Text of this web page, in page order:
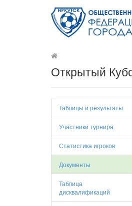
Открытый
Таблицы и результаты
Участники турнира
Статистика игроков
Документы
Таблица
дисквалификаций